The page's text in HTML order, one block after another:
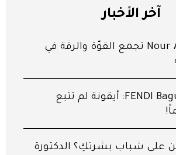
آخر الأخبار
Nour Al Ghandour تجمع القوّة والرقّة في
شنطة FENDI Baguette: أيقونة لم تتّبع
على شباب بشرتكِ؟ الدكتورة